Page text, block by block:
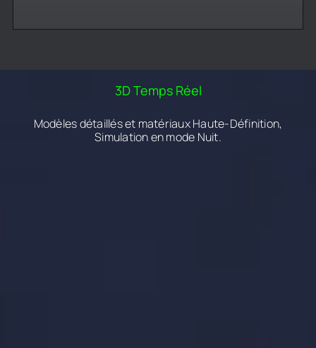
3D Temps Réel
Modèles détaillés et matériaux Haute-Définition,
Simulation en mode Nuit.